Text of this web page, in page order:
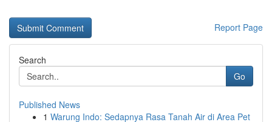
Report Page
Search
Go
Published News
1 Warung Indo: Sedapnya Rasa Tanah Air di Area Pet